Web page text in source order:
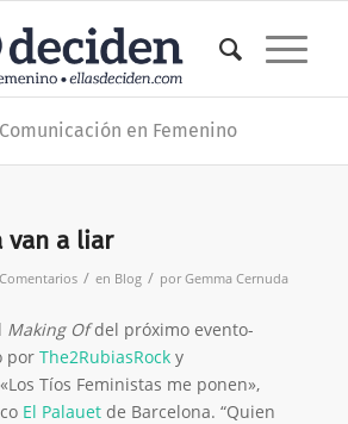
en Femenino
van a liar
/ en Blog / porGemma Cernuda
Making Ofdel próximo evento-
por The2RubiasRocky
Tíos Feministas me ponen»,
El Palauetde Barcelona. “Quien